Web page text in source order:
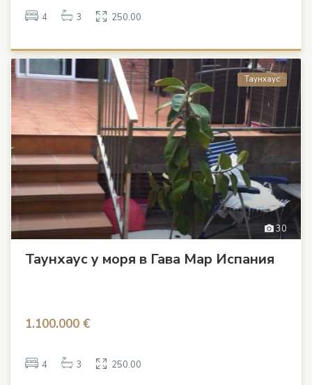
4 3 250.00
30
Таунхаус
Таунхаус у моря в Гава Мар Испания
1.100.000 €
4 3 250.00